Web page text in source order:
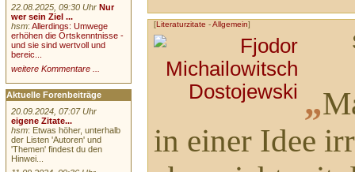
[Literaturzitate -Allgemein]
„
in einer Idee
22.08.2025, 09:30 Uhr Nur
wer sein Ziel ...
hsm:Allerdings: Umwege
erhöhen die Ortskenntnisse -
und sie sind wertvoll und
bereic...
weitere Kommentare ...
Aktuelle Forenbeiträge
20.09.2024, 07:07 Uhr
eigene Zitate...
hsm: Etwas höher, unterhalb
der Listen 'Autoren' und
'Themen' findest du den
Hinwei...